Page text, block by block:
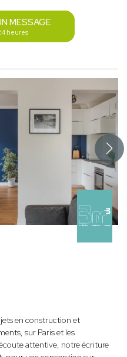
MESSAGE
heures
en construction et
sur Paris et les
attentive, notre écriture